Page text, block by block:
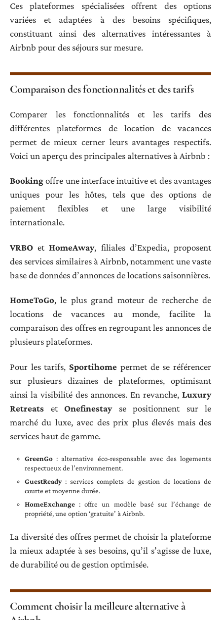
Ces plateformes spécialisées offrent des options
variées et adaptées à des besoins spécifiques,
constituant ainsi des alternatives intéressantes à
Airbnb pour des séjours sur mesure.
Comparaison des fonctionnalités et des tarifs
Comparer les fonctionnalités et les tarifs des
différentes plateformes de location de vacances
permet de mieux cerner leurs avantages respectifs.
Voici un aperçu des principales alternatives à Airbnb :
Bookingoffre une interface intuitive et des avantages
uniques pour les hôtes, tels que des options de
paiement flexibles et une large visibilité
internationale.
VRBO etHomeAway, filiales d’Expedia, proposent
des services similaires à Airbnb, notamment une vaste
base de données d’annonces de locations saisonnières.
HomeToGo, le plus grand moteur de recherche de
locations de vacances au monde, facilite la
comparaison des offres en regroupant les annonces de
plusieurs plateformes.
Pour les tarifs, Sportihome permet de se référencer
sur plusieurs dizaines de plateformes, optimisant
ainsi la visibilité des annonces. En revanche, Luxury
Retreats et Onefinestayse positionnent sur le
marché du luxe, avec des prix plus élevés mais des
services haut de gamme.
GreenGo : alternative éco-responsable avec des logements
respectueux de l’environnement.
GuestReady: services complets de gestion de locations de
courte et moyenne durée.
HomeExchange : offre un modèle basé sur l’échange de
propriété, une option ‘gratuite’ à Airbnb.
La diversité des offres permet de choisir la plateforme
la mieux adaptée à ses besoins, qu’il s’agisse de luxe,
de durabilité ou de gestion optimisée.
Comment choisir la meilleure alternative à